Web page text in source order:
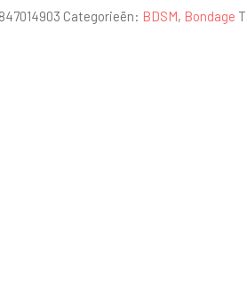
Categorieën: BDSM, Bondage